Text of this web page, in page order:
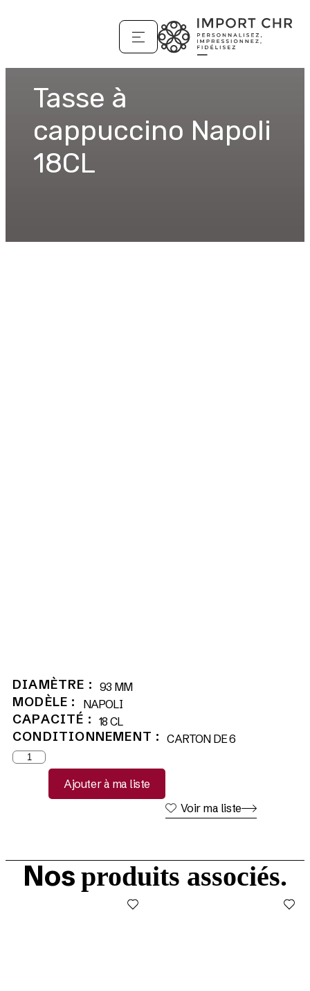
Tasse à
cappuccino Napoli
18CL
DIAMÈTRE : 93 MM
MODÈLE : NAPOLI
CAPACITÉ : 18 CL
CONDITIONNEMENT : CARTON DE 6
Ajouter à ma liste
Voir ma liste
Nos produits associés.